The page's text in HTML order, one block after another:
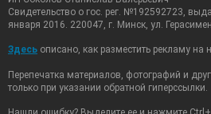
Свидетельство о гос. рег. №192592723,
января 2016. 220047, г. Минск, ул.
Здесь описано, как разместить рекламу на
Перепечатка материалов, фотографий и
только при указании обратной гиперссылки.